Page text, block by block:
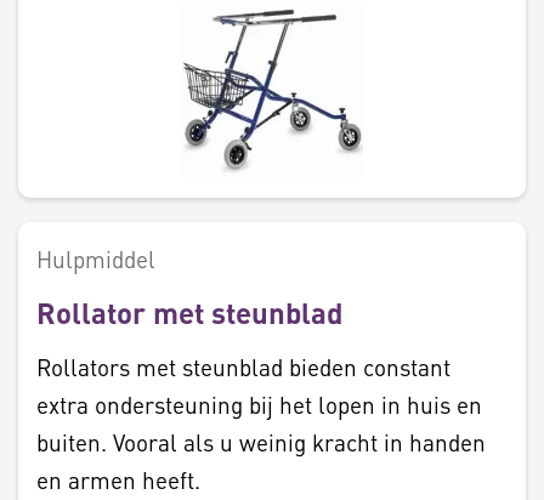
Hulpmiddel
Rollator met steunblad
Rollators met steunblad bieden constant
extra ondersteuning bij het lopen in huis en
buiten. Vooral als u weinig kracht in handen
en armen heeft.